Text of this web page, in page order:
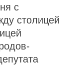
с
столицей